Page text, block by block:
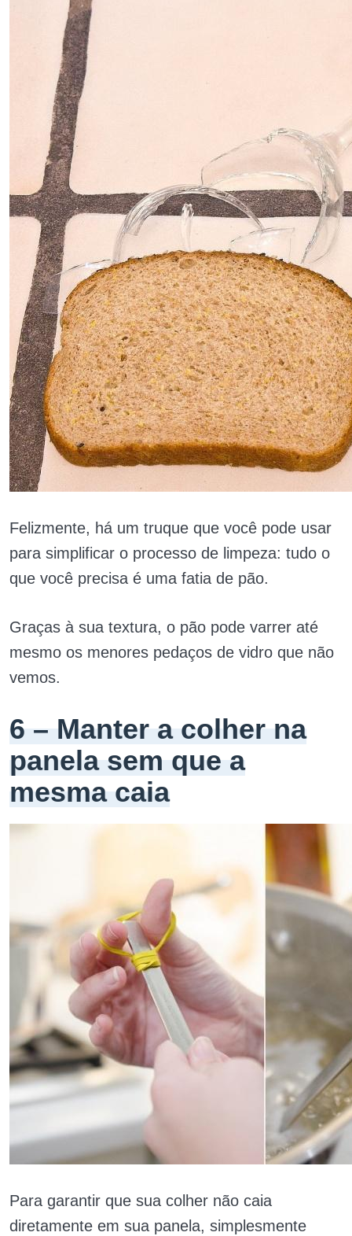
Felizmente, há um truque que você pode usar
para simplificar o processo de limpeza: tudo o
que você precisa é uma fatia de pão.
Graças à sua textura, o pão pode varrer até
mesmo os menores pedaços de vidro que não
vemos.
6 – Manter a colher na
panela sem que a
mesma caia
Para garantir que sua colher não caia
diretamente em sua panela, simplesmente